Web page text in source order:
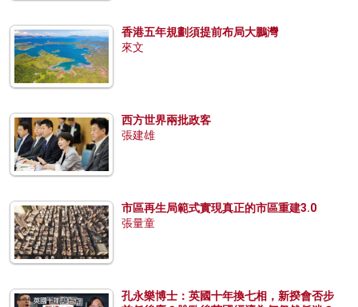
香港五年規劃須提前布局大鵬灣
來文
西方世界兩批政客
張建雄
市區再生局範式實現真正的市區重建3.0
張量童
孔永樂博士：英國十年換七相，新揆會否步